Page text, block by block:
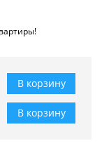
В корзину
В корзину